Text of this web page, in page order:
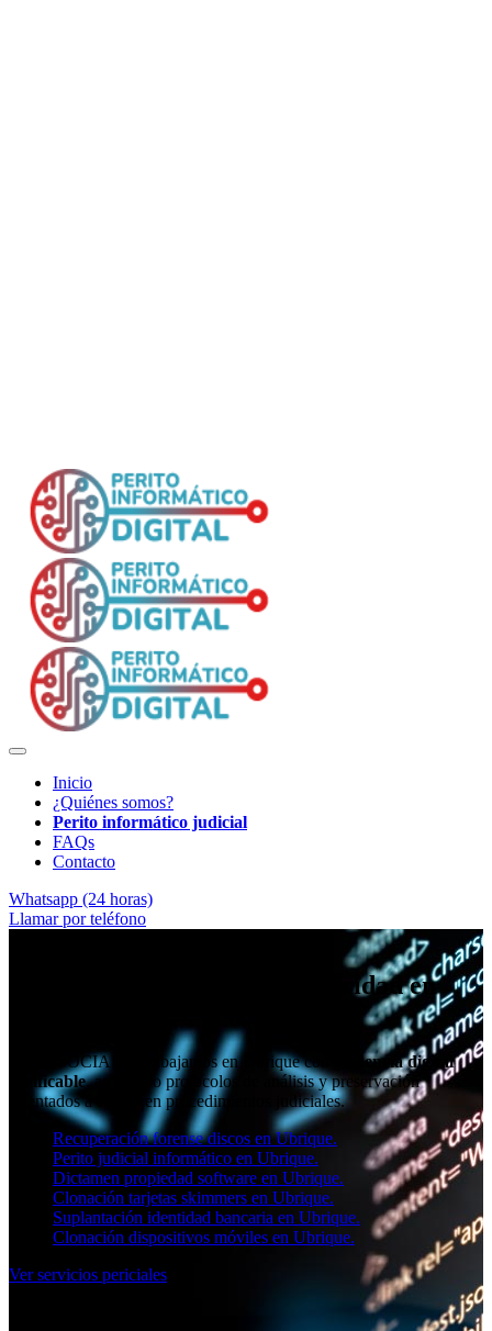
Inicio
¿Quiénes somos?
Perito informático judicial
FAQs
Contacto
Whatsapp (24 horas)
Llamar por teléfono
Informe pericial de ciberseguridad en
Desde SOCIAL11 trabajamos en Ubrique con
evidencia digital
verificable, aplicando protocolos de análisis y preservación
orientados a su uso en procedimientos judiciales.
Recuperación forense discos en Ubrique.
Perito judicial informático en Ubrique.
Dictamen propiedad software en Ubrique.
Clonación tarjetas skimmers en Ubrique.
Suplantación identidad bancaria en Ubrique.
Clonación dispositivos móviles en Ubrique.
Ver servicios periciales